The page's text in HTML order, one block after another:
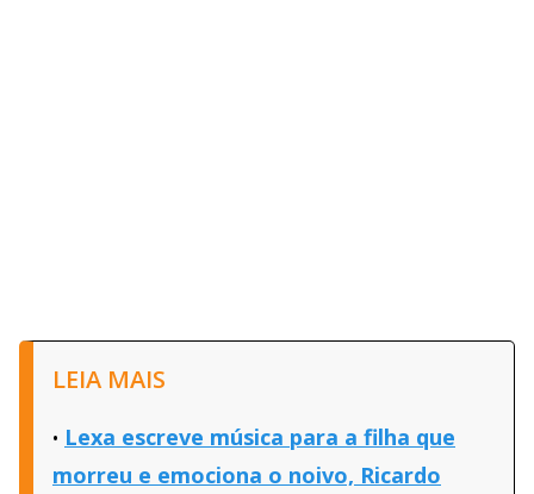
LEIA MAIS
Lexa escreve música para a filha que
morreu e emociona o noivo, Ricardo